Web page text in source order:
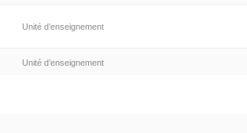
Unité d’enseignement
Unité d’enseignement